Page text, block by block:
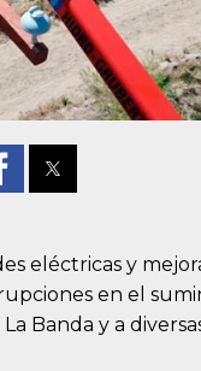
eléctricas y
en el
Banda y a